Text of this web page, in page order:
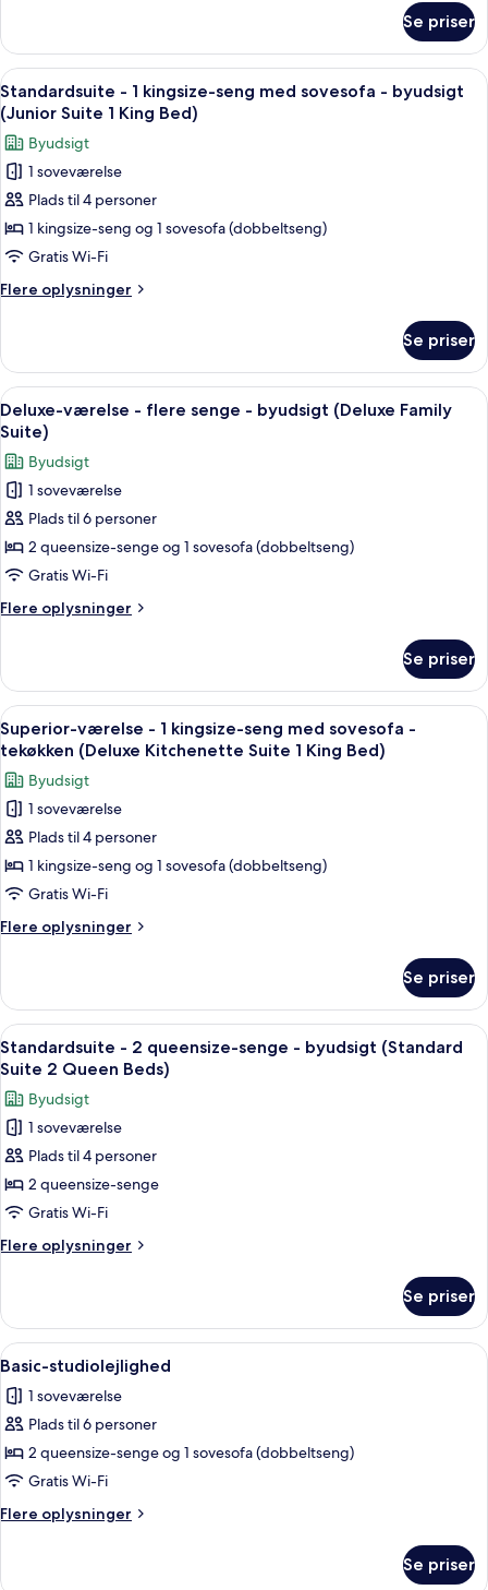
Suite
Queen
Beds
&
Sofa
bed)
-
flere
senge
-
byudsigt
(Junior
Suite
2
Queen
Beds
Sofa
bed)
Se priser
Indlæs
alle
billeder
af
Standardsuite
-
1
kingsize-
seng
med
-
byudsigt
(Junior
Suite
1
King
Bed)
Et hotelværelse med en stor seng,
5
Standardsuite - 1 kingsize-seng med sovesofa - byudsigt
(Junior Suite 1 King Bed)
Byudsigt
1 soveværelse
Plads til 4 personer
1 kingsize-seng og 1 sovesofa (dobbeltseng)
Gratis Wi-Fi
Flere oplysninger
Flere
-
kingsize-
seng
sovesofa
byudsigt
(Junior
Suite
King
Bed)
Se priser
Indlæs
alle
billeder
af
Deluxe-
værelse
-
flere
senge
-
(Deluxe
Family
Suite)
Et hotelværelse med to senge, et
5
Deluxe-værelse - flere senge - byudsigt (Deluxe Family
Suite)
Byudsigt
1 soveværelse
Plads til 6 personer
2 queensize-senge og 1 sovesofa (dobbeltseng)
Gratis Wi-Fi
Flere oplysninger
Flere
værelse
flere
senge
byudsigt
(Deluxe
Family
Suite)
Se priser
Indlæs
alle
billeder
af
Superior-
værelse
-
1
kingsize-
seng
sovesofa
tekøkken
(Deluxe
Kitchenette
Suite
King
Bed)
Et hotelværelse med en stor seng,
6
Superior-værelse - 1 kingsize-seng med sovesofa -
tekøkken (Deluxe Kitchenette Suite 1 King Bed)
Byudsigt
1 soveværelse
Plads til 4 personer
1 kingsize-seng og 1 sovesofa (dobbeltseng)
Gratis Wi-Fi
Flere oplysninger
Flere
værelse
1
kingsize-
med
sovesofa
tekøkken
(Deluxe
Suite
1
King
Se priser
Indlæs
alle
billeder
af
Standardsuite
-
2
queensize-
senge
-
(Standard
Suite
2
Queen
Beds)
Et hotelværelse med to senge, et
5
Standardsuite - 2 queensize-senge - byudsigt (Standard
Suite 2 Queen Beds)
Byudsigt
1 soveværelse
Plads til 4 personer
2 queensize-senge
Gratis Wi-Fi
Flere oplysninger
Flere
-
queensize-
byudsigt
Suite
2
Beds)
Se priser
Indlæs
alle
billeder
af
Basic-
studiolejlighed
Et hotelværelse med to senge, et
5
Basic-studiolejlighed
1 soveværelse
Plads til 6 personer
2 queensize-senge og 1 sovesofa (dobbeltseng)
Gratis Wi-Fi
Flere oplysninger
Flere
Se priser